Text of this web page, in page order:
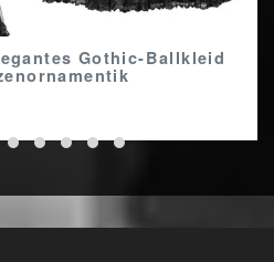
Gothic-Ballkleid